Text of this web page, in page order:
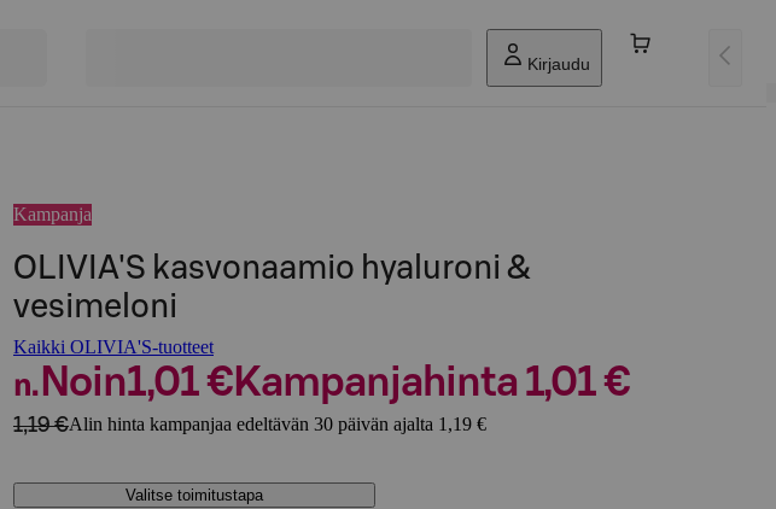
Kirjaudu
Kampanja
OLIVIA'S kasvonaamio hyaluroni &
vesimeloni
Kaikki OLIVIA'S-tuotteet
n. Noin1,01 €Kampanjahinta 1,01 €
1,19 €Alin hinta kampanjaa edeltävän 30 päivän ajalta 1,19 €
Valitse toimitustapa